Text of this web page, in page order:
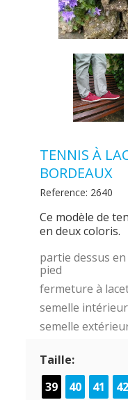
TENNIS À
BORDEAUX
Reference: 2640
Ce modèle de
en deux coloris.
partie dessus
pied
fermeture à
semelle
semelle
Taille:
39
40 41 42